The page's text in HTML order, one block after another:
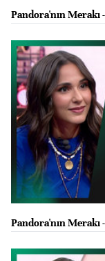
Pandora'nın
Pandora'nın Merakı